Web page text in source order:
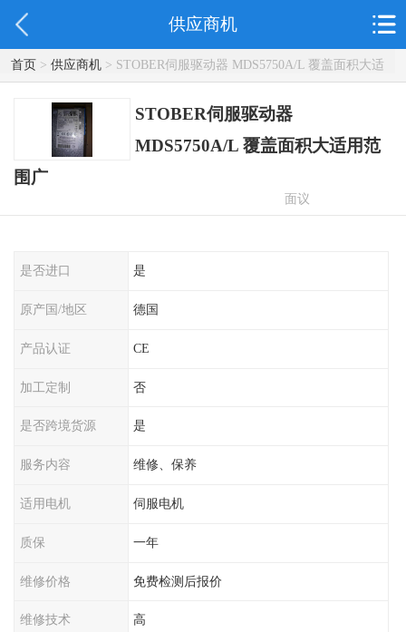
供应商机
首页> 供应商机> STOBER伺服驱动器 MDS5750A/L 覆盖面积大适
用范围广
STOBER伺服驱动器
MDS5750A/L 覆盖面积大适用范
围广
面议
是否进口 是
原产国/地区 德国
产品认证 CE
加工定制 否
是否跨境货源 是
服务内容 维修、保养
适用电机 伺服电机
质保 一年
维修价格 免费检测后报价
维修技术 高